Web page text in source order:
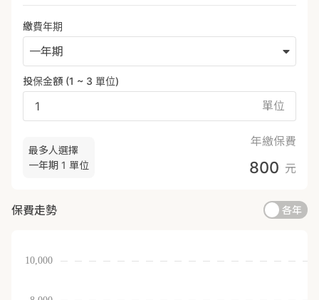
繳費年期
一年期
投保金額 (1 ~ 3 單位)
單位
最多人選擇
一年期 1 單位
年繳保費
800 元
保費走勢 各年